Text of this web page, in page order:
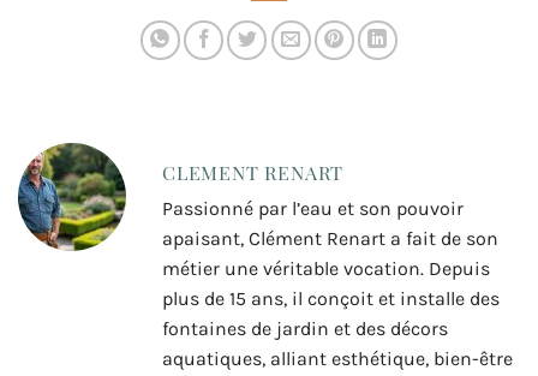
CLEMENT RENART
Passionné par l’eau et son pouvoir
apaisant, Clément Renart a fait de son
métier une véritable vocation. Depuis
plus de 15 ans, il conçoit et installe des
fontaines de jardin et des décors
aquatiques, alliant esthétique, bien-être